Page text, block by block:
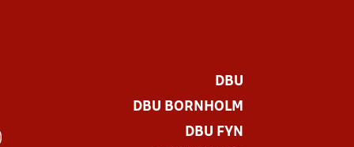
DBU
DBU BORNHOLM
DBU FYN